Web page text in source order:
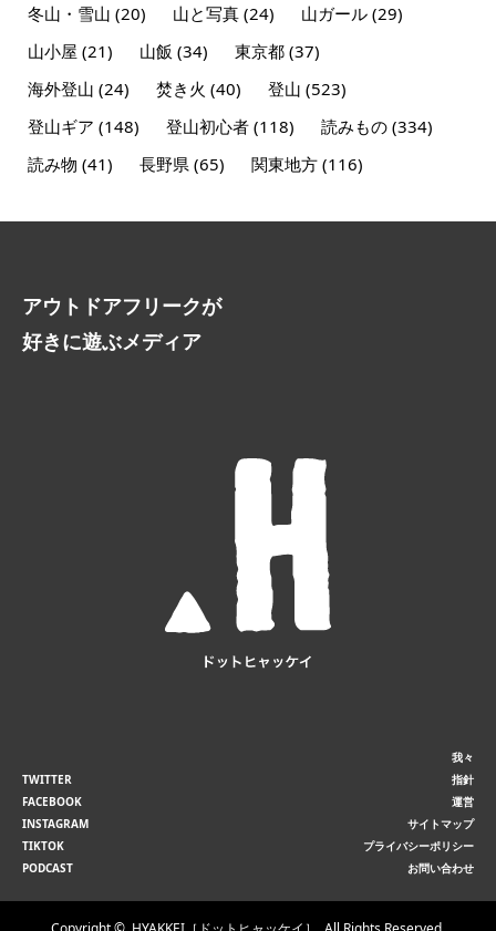
冬山・雪山 (20) 山と写真(24) 山ガール(29)
山小屋 (21) 山飯 (34) 東京都(37)
海外登山 (24) 焚き火 (40) 登山 (523)
登山ギア (148) 登山初心者(118) 読みもの(334)
読み物 (41) 長野県 (65) 関東地方(116)
アウトドアフリークが
好きに遊ぶメディア
TWITTER
FACEBOOK
INSTAGRAM
TIKTOK
PODCAST
我々
指針
運営
サイトマップ
プライバシーポリシー
お問い合わせ